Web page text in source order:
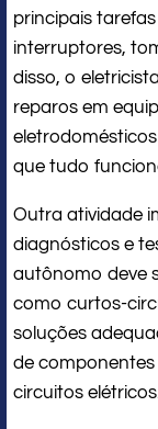
principais
interruptores,
disso, o
reparos em
que tudo
Outra atividade
diagnósticos e
autônomo deve
como curtos-
soluções
de
circuitos